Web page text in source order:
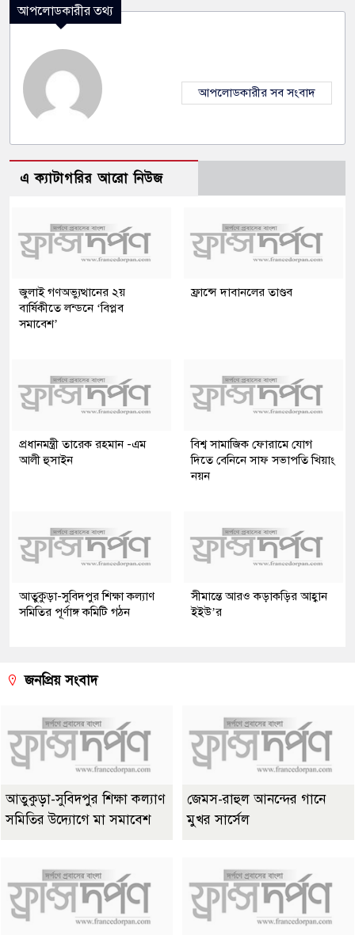
আপলোডকারীর তথ্য
আপলোডকারীর সব সংবাদ
এ ক্যাটাগরির আরো নিউজ
জুলাই গণঅভ্যুত্থানের ২য়
বার্ষিকীতে লন্ডনে ‘বিপ্লব
সমাবেশ’
ফ্রান্সে দাবানলের তাণ্ডব
প্রধানমন্ত্রী তারেক রহমান -এম
আলী হুসাইন
বিশ্ব সামাজিক ফোরামে যোগ
দিতে বেনিনে সাফ সভাপতি খিয়াং
নয়ন
আতুকুড়া-সুবিদপুর শিক্ষা কল্যাণ
সমিতির পূর্ণাঙ্গ কমিটি গঠন
সীমান্তে আরও কড়াকড়ির আহ্বান
ইইউ’র
জনপ্রিয় সংবাদ
আতুকুড়া-সুবিদপুর শিক্ষা কল্যাণ
সমিতির উদ্যোগে মা সমাবেশ
জেমস-রাহুল আনন্দের গানে
মুখর সার্সেল